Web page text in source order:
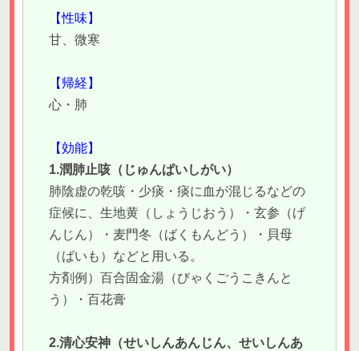
【性味】
甘、微寒
【帰経】
心・肺
【効能】
1.潤肺止咳（じゅんぱいしがい）
肺陰虚の乾咳・少痰・痰に血が混じるなどの
症候に、生地黄（しょうじおう）・玄参（げ
んじん）・麦門冬（ばくもんどう）・貝母
（ばいも）などと用いる。
方剤例）百合固金湯（びゃくごうこきんと
う）・百花膏
2.清心安神（せいしんあんじん、せいしんあ